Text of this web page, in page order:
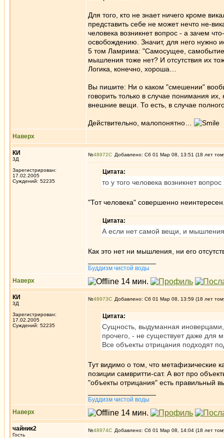
Для того, кто не знает ничего кроме
представить себе не может нечто не-
человека возникнет вопрос - а зачем
освобождению. Значит, для него нужно
5 том Ламрима: "Самосущее,
мышления тоже нет? И отсутствия их
Логика, конечно, хороша…
Вы пишите: Ни о каком "смешении"
говорить только в случае понимания
внешние вещи. То есть, в случае
Действительно, малопонятно…
Наверх
КИ
3Д
Зарегистрирован:
17.02.2005
Суждений: 52235
№48972 Добавлено: Сб 01 Мар 08, 13:51 (18 лет
Цитата:
то у того человека возникнет вопрос
"Тот человека" совершенно
Цитата:
А если нет самой вещи, и мышления
Как это нет ни мышления, ни его
Буддизм чистой воды
Наверх
КИ
3Д
Зарегистрирован:
17.02.2005
Суждений: 52235
№48973 Добавлено: Сб 01 Мар 08, 13:59 (18 лет
Цитата:
Сущность, выдуманная
прочего, - не существует даже для
Все объекты отрицания подходят
Тут видимо о том, что метафизические
позиции самвритти-сат. А вот про
"объекты отрицания" есть правильный
Буддизм чистой воды
Наверх
чайник2
Гость
№48974 Добавлено: Сб 01 Мар 08, 14:04 (18 лет